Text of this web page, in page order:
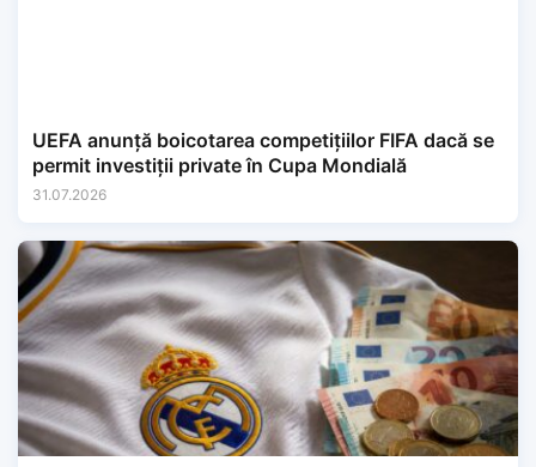
UEFA anunță boicotarea competițiilor FIFA dacă se
permit investiții private în Cupa Mondială
31.07.2026